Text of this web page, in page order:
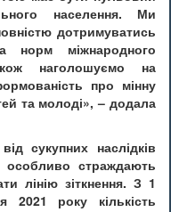
населення. Ми
дотримуватись
норм міжнародного
наголошуємо на
про мінну
та молоді», – додала
сукупних наслідків
особливо страждають
лінію зіткнення. З 1
року кількість